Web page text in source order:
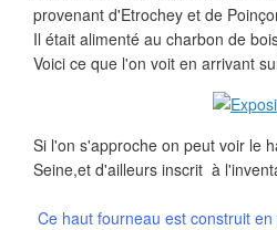
provenant d'Etrochey et de
Il était alimenté au charbon de
Voici ce que l'on voit en arrivant
Si l'on s'approche on peut voir le
Seine,et d'ailleurs inscrit à
Ce haut fourneau est construit